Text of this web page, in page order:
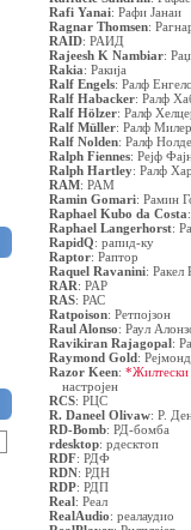
Rafi Yanai: Рафи Јанаи
Ragnar Thomsen:
RAID: РАИД
Rajeesh K Nambiar:
Rakia: Ракија
Ralf Engels: Ралф Енгелс
Ralf Habacker: Ралф
Ralf Hölzer: Ралф
Ralf Müller: Ралф Милер
Ralf Nolden: Ралф
Ralph Fiennes: Рејф
Ralph Hartley: Ралф
RAM: РАМ
Ramin Gomari: Рамин
Raphael Kubo da Costa
Raphael Langerhorst:
RapidQ: рапид-ку
Raptor: Раптор
Raquel Ravanini: Ракел
RAR: РАР
RAS: РАС
Ratpoison: Ретпојзон
Raul Alonso: Раул
Ravikiran Rajagopal:
Raymond Gold:
Razor Keen: *Жилтески
настројен
RCS: РЦС
R. Daneel Olivaw: Р.
RD-Bomb: РД-бомба
rdesktop: рдесктоп
RDF: РДФ
RDN: РДН
RDP: РДП
Real: Реал
RealAudio: реалаудио